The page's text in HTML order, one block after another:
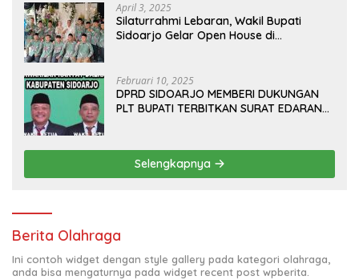
April 3, 2025
Silaturrahmi Lebaran, Wakil Bupati
Sidoarjo Gelar Open House di
Februari 10, 2025
DPRD SIDOARJO MEMBERI DUKUNGAN
PLT BUPATI TERBITKAN SURAT EDARAN
KELUAR KOTA
Selengkapnya
Berita Olahraga
Ini contoh widget dengan style gallery pada kategori olahraga,
anda bisa mengaturnya pada widget recent post wpberita.